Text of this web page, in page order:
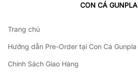
CON CÁ GUNPLA
Trang chủ
Hướng dẫn Pre-Order tại Con Cá Gunpla
Chính Sách Giao Hàng